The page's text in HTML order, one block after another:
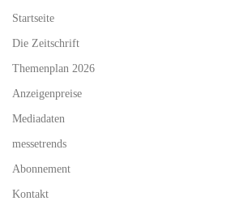
Startseite
Die Zeitschrift
Themenplan 2026
Anzeigenpreise
Mediadaten
messetrends
Abonnement
Kontakt